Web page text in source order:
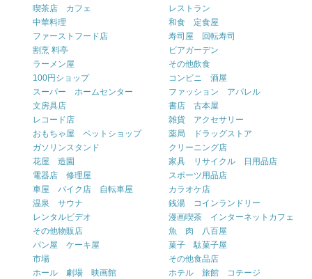
喫茶店 カフェ
レストラン
中華料理
和食 定食屋
ファーストフード店
寿司屋 回転寿司
割烹 料亭
ビアガーデン
ラーメン屋
その他飲食
100円ショップ
コンビニ 酒屋
スーパー ホームセンター
ファッション アパレル
文房具店
書店 古本屋
レコード店
雑貨 アクセサリー
おもちゃ屋 ペットショップ
薬局 ドラッグストア
ガソリンスタンド
クリーニング店
花屋 造園
家具 リサイクル 日用品店
電器店 修理屋
スポーツ用品店
車屋 バイク店 自転車屋
カラオケ店
温泉 サウナ
銭湯 コインランドリー
レンタルビデオ
漫画喫茶 インターネットカフェ
その他物販店
魚 肉 八百屋
パン屋 ケーキ屋
菓子 駄菓子屋
市場
その他食品店
ホール 劇場 映画館
ホテル 旅館 コテージ